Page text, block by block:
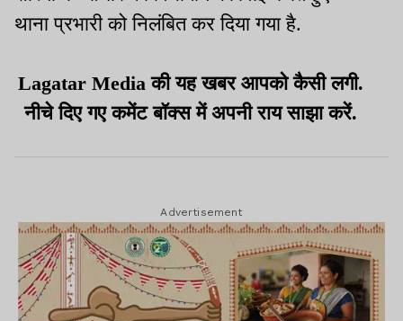
थाना प्रभारी को निलंबित कर दिया गया है.
Lagatar Media की यह खबर आपको कैसी लगी.
नीचे दिए गए कमेंट बॉक्स में अपनी राय साझा करें.
Advertisement